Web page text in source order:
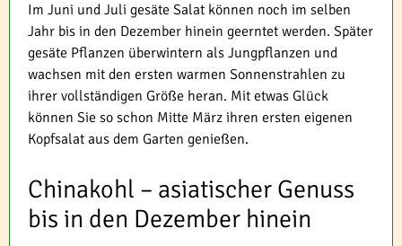
Im Juni und Juli gesäte Salat können noch im selben
Jahr bis in den Dezember hinein geerntet werden. Später
gesäte Pflanzen überwintern als Jungpflanzen und
wachsen mit den ersten warmen Sonnenstrahlen zu
ihrer vollständigen Größe heran. Mit etwas Glück
können Sie so schon Mitte März ihren ersten eigenen
Kopfsalat aus dem Garten genießen.
Chinakohl – asiatischer Genuss
bis in den Dezember hinein